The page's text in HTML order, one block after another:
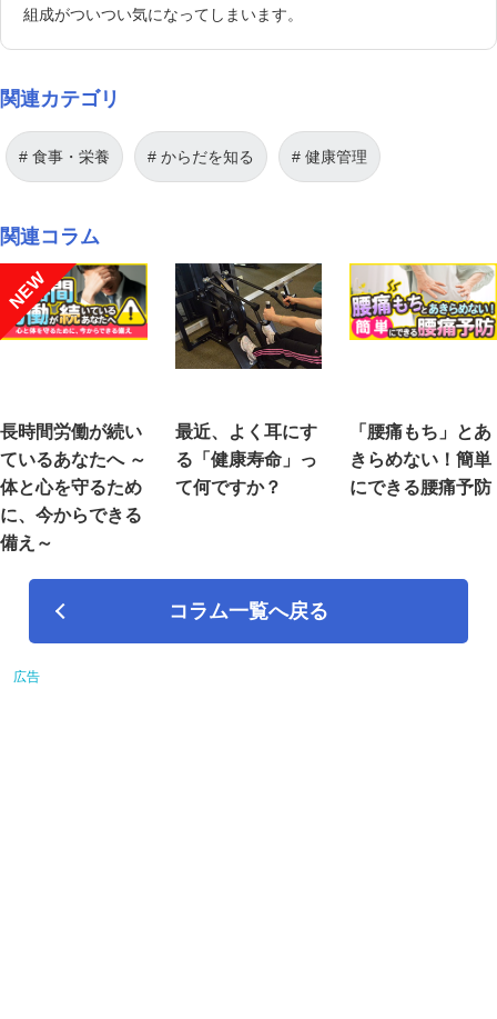
組成がついつい気になってしまいます。
関連カテゴリ
食事・栄養 からだを知る 健康管理
関連コラム
NEW
長時間労働が続い
ているあなたへ ～
体と心を守るため
に、今からできる
備え～
最近、よく耳にす
る「健康寿命」っ
て何ですか？
「腰痛もち」とあ
きらめない！簡単
にできる腰痛予防
コラム一覧へ戻る